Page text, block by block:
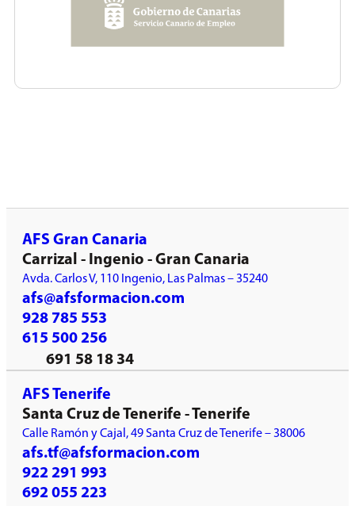
AFS Gran Canaria
Carrizal - Ingenio - Gran Canaria
Avda. Carlos V, 110 Ingenio, Las Palmas – 35240
afs@afsformacion.com
928 785 553
615 500 256
691 58 18 34
AFS Tenerife
Santa Cruz de Tenerife - Tenerife
Calle Ramón y Cajal, 49 Santa Cruz de Tenerife – 38006
afs.tf@afsformacion.com
922 291 993
692 055 223